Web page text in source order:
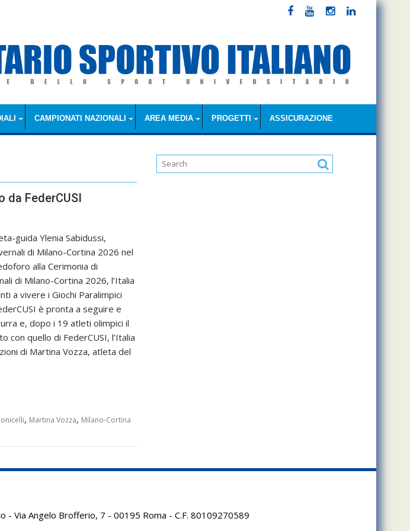
CAMPIONATI NAZIONALI AREA MEDIA PROGETTI ASSICURAZIONE
da FederCUSI
guida Ylenia Sabidussi,
di Milano-Cortina 2026 nel
alla Cerimonia di
di Milano-Cortina 2026, l’Italia
a vivere i Giochi Paralimpici
è pronta a seguire e
e, dopo i 19 atleti olimpici il
con quello di FederCUSI, l’Italia
di Martina Vozza, atleta del
, Martina Vozza, Milano-Cortina
- Via Angelo Brofferio, 7 - 00195 Roma - C.F. 80109270589